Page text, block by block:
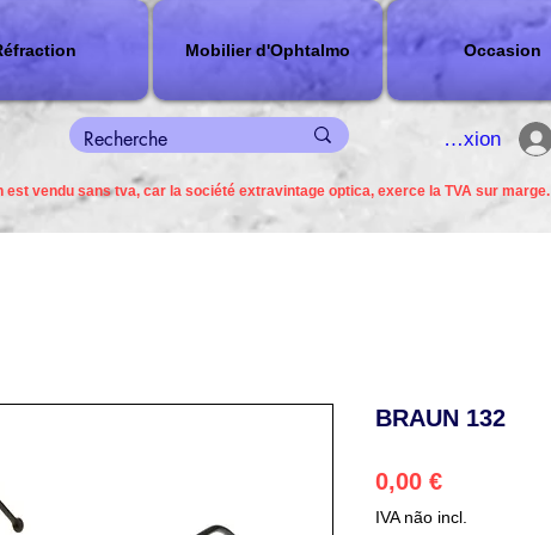
Mobilier d'Ophtalmo Occasion
connexion
est vendu sans tva, car la société extravintage optica, exerce la TVA sur marge.
BRAUN 132
0,00 €Preço
IVA não incl.